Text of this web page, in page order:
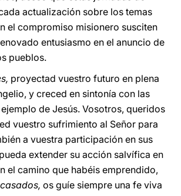
actualización sobre los temas
el compromiso misionero susciten
entusiasmo en el anuncio de
pueblos.
proyectad vuestro futuro en plena
y creced en sintonía con las
de Jesús. Vosotros, queridos
vuestro sufrimiento al Señor para
a vuestra participación en sus
extender su acción salvífica en
el camino que habéis emprendido,
os guíe siempre una fe viva